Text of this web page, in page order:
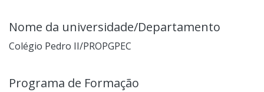
Nome da universidade/Departamento
Colégio Pedro II/PROPGPEC
Programa de Formação